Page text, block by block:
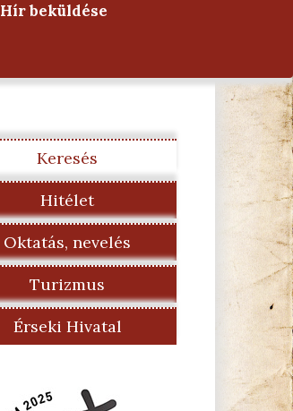
Hír beküldése
Keresés
Hitélet
Oktatás, nevelés
Turizmus
Érseki Hivatal